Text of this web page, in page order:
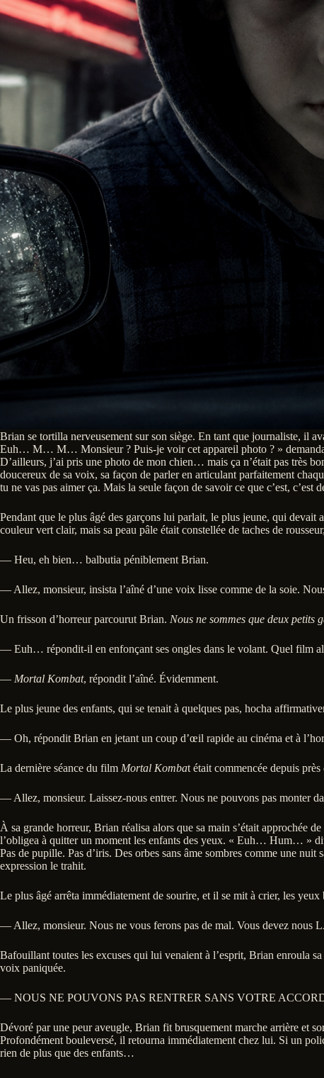
Brian se tortilla nerveusement sur son siège. En tant que journaliste, il
Euh… M… M… Monsieur ? Puis-je voir cet appareil photo ? »
D’ailleurs, j’ai pris une photo de mon chien… mais ça n’était pas très
doucereux de sa voix, sa façon de parler en articulant parfaitement
tu ne vas pas aimer ça. Mais la seule façon de savoir ce que c’est, c’est
Pendant que le plus âgé des garçons lui parlait, le plus jeune, qui devait
couleur vert clair, mais sa peau pâle était constellée de taches de
— Heu, eh bien… balbutia péniblement Brian.
— Allez, monsieur, insista l’aîné d’une voix lisse comme de la soie.
Un frisson d’horreur parcourut Brian. Nous ne sommes que deux petits
— Euh… répondit-il en enfonçant ses ongles dans le volant. Quel film
— Mortal Kombat, répondit l’aîné. Évidemment.
Le plus jeune des enfants, qui se tenait à quelques pas, hocha
— Oh, répondit Brian en jetant un coup d’œil rapide au cinéma et à
La dernière séance du film Mortal Kombat était commencée depuis
— Allez, monsieur. Laissez-nous entrer. Nous ne pouvons pas monter
À sa grande horreur, Brian réalisa alors que sa main s’était approchée
l’obligea à quitter un moment les enfants des yeux. « Euh… Hum… »
Pas de pupille. Pas d’iris. Des orbes sans âme sombres comme une
expression le trahit.
Le plus âgé arrêta immédiatement de sourire, et il se mit à crier, les yeux
— Allez, monsieur. Nous ne vous ferons pas de mal. Vous devez
Bafouillant toutes les excuses qui lui venaient à l’esprit, Brian enroula
voix paniquée.
— NOUS NE POUVONS PAS RENTRER SANS VOTRE
Dévoré par une peur aveugle, Brian fit brusquement marche arrière et
Profondément bouleversé, il retourna immédiatement chez lui. Si un
rien de plus que des enfants…